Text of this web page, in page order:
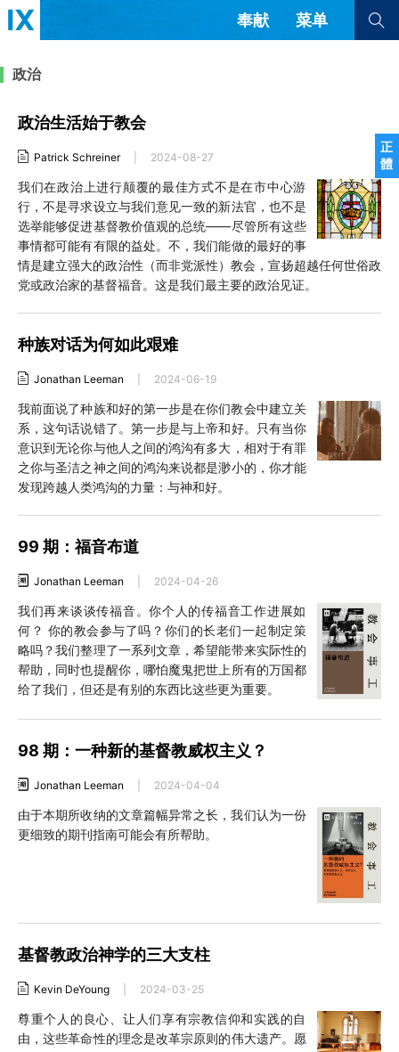
正
體
奉献 菜单
文章 书评
来信
教会带领 解经式讲道与神学
福音传讲与宣教 成员制与教会纪律
查看全部
查看全部
隐私条款 其他的模式
简体中文 正體中文
英语
西班牙语
葡萄牙语
俄语
乌兹别克语
达里语
波斯语
法语
罗马尼亚语
越南语
意大利语
韩语
土耳其语
柬埔寨语
政治
政治生活始于教会
Patrick Schreiner 2024-08-27
我们在政治上进行颠覆的最佳方式不是在市中心游
行，不是寻求设立与我们意见一致的新法官，也不是
选举能够促进基督教价值观的总统——尽管所有这些
事情都可能有有限的益处。不，我们能做的最好的事
情是建立强大的政治性（而非党派性）教会，宣扬超越任何世俗政
党或政治家的基督福音。这是我们最主要的政治见证。
种族对话为何如此艰难
Jonathan Leeman 2024-06-19
我前面说了种族和好的第一步是在你们教会中建立关
系，这句话说错了。第一步是与上帝和好。只有当你
意识到无论你与他人之间的鸿沟有多大，相对于有罪
之你与圣洁之神之间的鸿沟来说都是渺小的，你才能
发现跨越人类鸿沟的力量：与神和好。
99 期：福音布道
Jonathan Leeman 2024-04-26
我们再来谈谈传福音。你个人的传福音工作进展如
何？ 你的教会参与了吗？你们的长老们一起制定策
略吗？我们整理了一系列文章，希望能带来实际性的
帮助，同时也提醒你，哪怕魔鬼把世上所有的万国都
给了我们，但还是有别的东西比这些更为重要。
98 期：一种新的基督教威权主义？
Jonathan Leeman 2024-04-04
由于本期所收纳的文章篇幅异常之长，我们认为一份
更细致的期刊指南可能会有所帮助。
基督教政治神学的三大支柱
Kevin DeYoung 2024-03-25
尊重个人的良心、让人们享有宗教信仰和实践的自
由，这些革命性的理念是改革宗原则的伟大遗产。愿